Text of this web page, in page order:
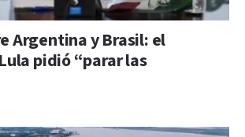
Argentina y Brasil: el
pidió “parar las